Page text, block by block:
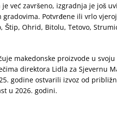
već završeno, izgradnja je još
gradovima. Potvrđene ili vrlo
Štip, Ohrid, Bitolu, Tetovo,
makedonske proizvode u
direktora Lidla za Sjevernu
godine ostvarili izvoz od
u 2026. godini.